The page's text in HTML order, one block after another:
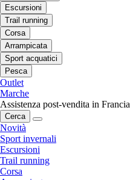
Escursioni
Trail running
Corsa
Arrampicata
Sport acquatici
Pesca
Outlet
Marche
Assistenza post-vendita in Francia
Cerca
Novità
Sport invernali
Escursioni
Trail running
Corsa